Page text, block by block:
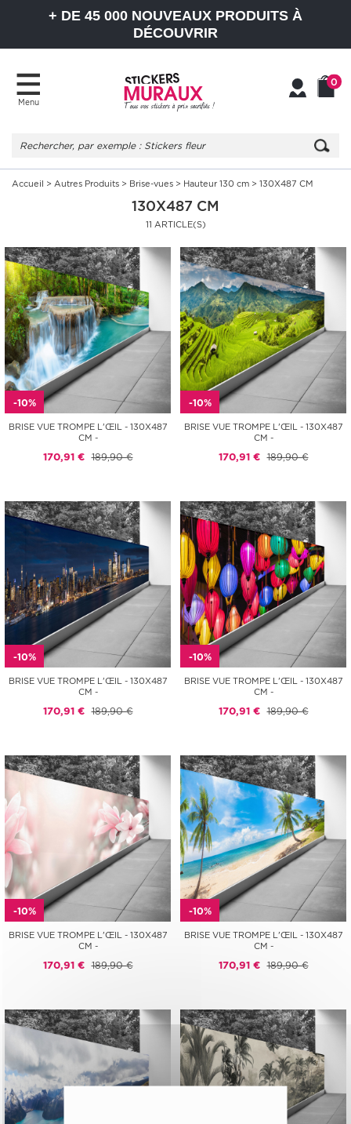
+ DE 45 000 NOUVEAUX PRODUITS À
DÉCOUVRIR
Menu
0
Accueil > Autres Produits > Brise-vues > Hauteur 130 cm > 130X487 CM
130X487 CM
11 ARTICLE(S)
-10%
BRISE VUE TROMPE L'ŒIL - 130X487
CM -
170,91 € 189,90 €
-10%
BRISE VUE TROMPE L'ŒIL - 130X487
CM -
170,91 € 189,90 €
-10%
BRISE VUE TROMPE L'ŒIL - 130X487
CM -
170,91 € 189,90 €
-10%
BRISE VUE TROMPE L'ŒIL - 130X487
CM -
170,91 € 189,90 €
-10%
BRISE VUE TROMPE L'ŒIL - 130X487
CM -
170,91 € 189,90 €
-10%
BRISE VUE TROMPE L'ŒIL - 130X487
CM -
170,91 € 189,90 €